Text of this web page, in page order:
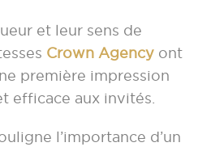
et leur sens de
Crown Agency ont
première impression
efficace aux invités.
l’importance d’un